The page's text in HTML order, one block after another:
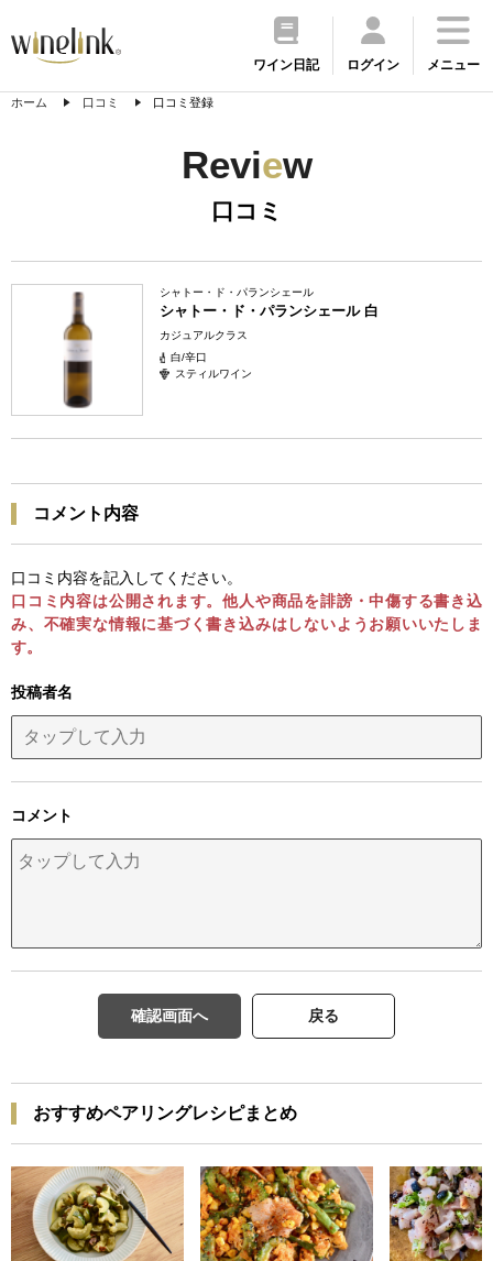
ワイン日記 ログイン メニュー
ホーム 口コミ 口コミ登録
Review
口コミ
シャトー・ド・パランシェール
シャトー・ド・パランシェール 白
カジュアルクラス
白/辛口
スティルワイン
コメント内容
口コミ内容を記入してください。
口コミ内容は公開されます。他人や商品を誹謗・中傷する書き込
み、不確実な情報に基づく書き込みはしないようお願いいたしま
す。
投稿者名
コメント
確認画面へ 戻る
おすすめペアリングレシピまとめ